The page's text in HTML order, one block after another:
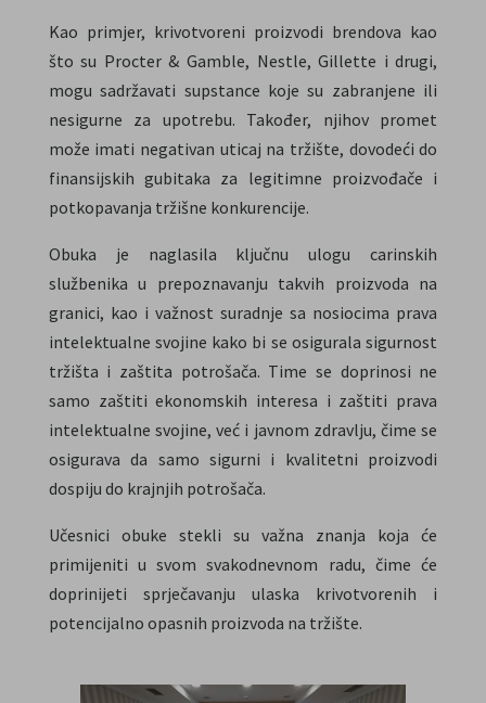
Kao primjer, krivotvoreni proizvodi brendova kao
što su Procter & Gamble, Nestle, Gillette i drugi,
mogu sadržavati supstance koje su zabranjene ili
nesigurne za upotrebu. Također, njihov promet
može imati negativan uticaj na tržište, dovodeći do
finansijskih gubitaka za legitimne proizvođače i
potkopavanja tržišne konkurencije.
Obuka je naglasila ključnu ulogu carinskih
službenika u prepoznavanju takvih proizvoda na
granici, kao i važnost suradnje sa nosiocima prava
intelektualne svojine kako bi se osigurala sigurnost
tržišta i zaštita potrošača. Time se doprinosi ne
samo zaštiti ekonomskih interesa i zaštiti prava
intelektualne svojine, već i javnom zdravlju, čime se
osigurava da samo sigurni i kvalitetni proizvodi
dospiju do krajnjih potrošača.
Učesnici obuke stekli su važna znanja koja će
primijeniti u svom svakodnevnom radu, čime će
doprinijeti sprječavanju ulaska krivotvorenih i
potencijalno opasnih proizvoda na tržište.